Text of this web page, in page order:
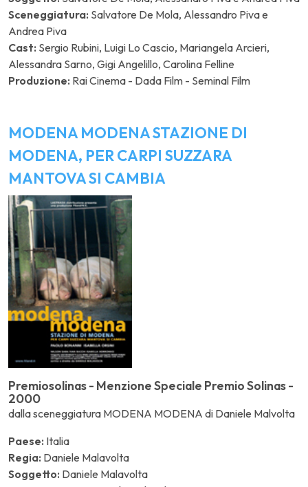
Sceneggiatura: Salvatore De Mola, Alessandro Piva e
Andrea Piva
Cast: Sergio Rubini, Luigi Lo Cascio, Mariangela Arcieri,
Alessandra Sarno, Gigi Angelillo, Carolina Felline
Produzione: Rai Cinema - Dada Film - Seminal Film
MODENA MODENA STAZIONE DI
MODENA, PER CARPI SUZZARA
MANTOVA SI CAMBIA
Premiosolinas - Menzione Speciale Premio Solinas -
2000
dalla sceneggiatura MODENA MODENA di Daniele Malvolta
Paese: Italia
Regia: Daniele Malavolta
Soggetto: Daniele Malavolta